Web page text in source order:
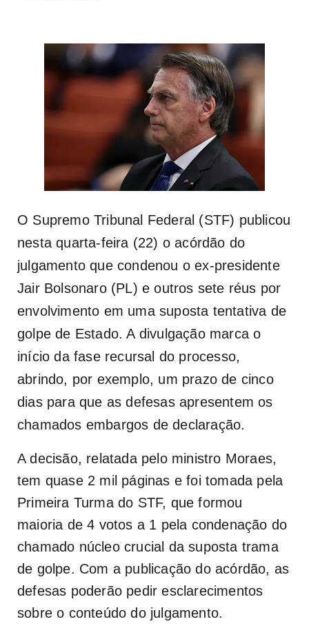
O Supremo Tribunal Federal (STF) publicou
nesta quarta-feira (22) o acórdão do
julgamento que condenou o ex-presidente
Jair Bolsonaro (PL) e outros sete réus por
envolvimento em uma suposta tentativa de
golpe de Estado. A divulgação marca o
início da fase recursal do processo,
abrindo, por exemplo, um prazo de cinco
dias para que as defesas apresentem os
chamados embargos de declaração.
A decisão, relatada pelo ministro Moraes,
tem quase 2 mil páginas e foi tomada pela
Primeira Turma do STF, que formou
maioria de 4 votos a 1 pela condenação do
chamado núcleo crucial da suposta trama
de golpe. Com a publicação do acórdão, as
defesas poderão pedir esclarecimentos
sobre o conteúdo do julgamento.